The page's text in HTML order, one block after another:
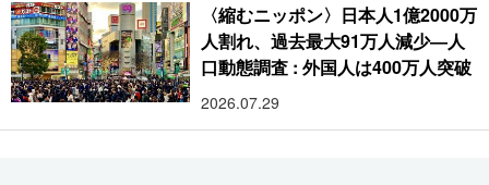
〈縮むニッポン〉日本人1億2000万
人割れ、過去最大91万人減少―人
口動態調査 : 外国人は400万人突破
2026.07.29